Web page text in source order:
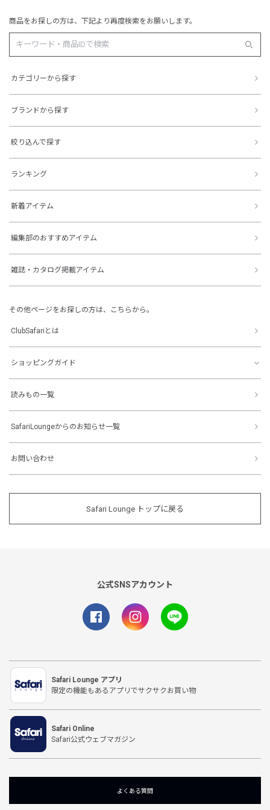
商品をお探しの方は、下記より再度検索をお願いします。
カテゴリーから探す
ブランドから探す
絞り込んで探す
ランキング
新着アイテム
編集部のおすすめアイテム
雑誌・カタログ掲載アイテム
その他ページをお探しの方は、こちらから。
ClubSafariとは
ショッピングガイド
読みもの一覧
SafariLoungeからのお知らせ一覧
お問い合わせ
Safari Lounge トップに戻る
公式SNSアカウント
Safari Lounge アプリ
限定の機能もあるアプリでサクサクお買い物
Safari Online
Safari公式ウェブマガジン
よくある質問